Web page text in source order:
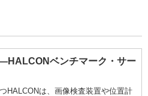
ベンチマーク・サー
HALCONは、画像検査装置や位置計